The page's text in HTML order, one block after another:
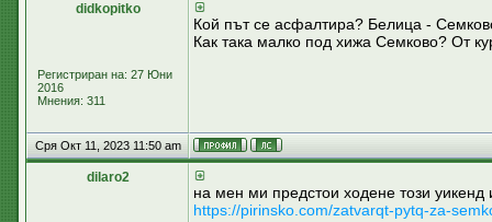
didkopitko
Регистриран на: 27 Юни
2016
Мнения: 311
Кой път се асфалтира? Белица -
Как така малко под хижа Семково? От
Сря Окт 11, 2023 11:50 am
dilaro2
на мен ми предстои ходене този уикенд
https://pirinsko.com/zatvarqt-pytq-za-